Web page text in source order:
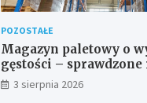
POZOSTAŁE
Magazyn paletowy o
gęstości –
regałowe i
wymagających
3 sierpnia 2026